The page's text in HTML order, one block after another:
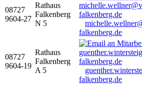
08727
9604-27
Rathaus
Falkenberg
N 5
falkenberg.de
08727
9604-19
Rathaus
Falkenberg
A 5
falkenberg.de